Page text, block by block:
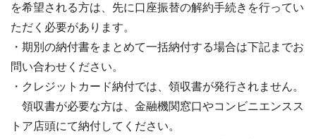
を希望される方は、先に口座振替の解約手続きを行ってい
ただく必要があります。
・期別の納付書をまとめて一括納付する場合は下記までお
問い合わせください。
・クレジットカード納付では、領収書が発行されません。
領収書が必要な方は、金融機関窓口やコンビニエンスス
トア店頭にて納付してください。